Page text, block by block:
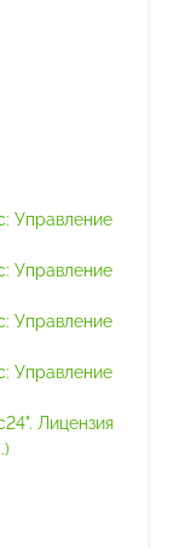
Управление
Управление
Управление
Управление
Лицензия